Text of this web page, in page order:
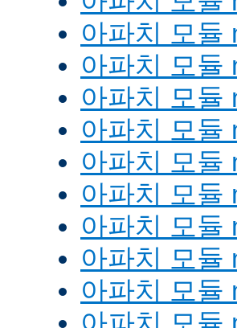
아파치 모듈
아파치 모듈
아파치 모듈
아파치 모듈
아파치 모듈
아파치 모듈
아파치 모듈
아파치 모듈
아파치 모듈